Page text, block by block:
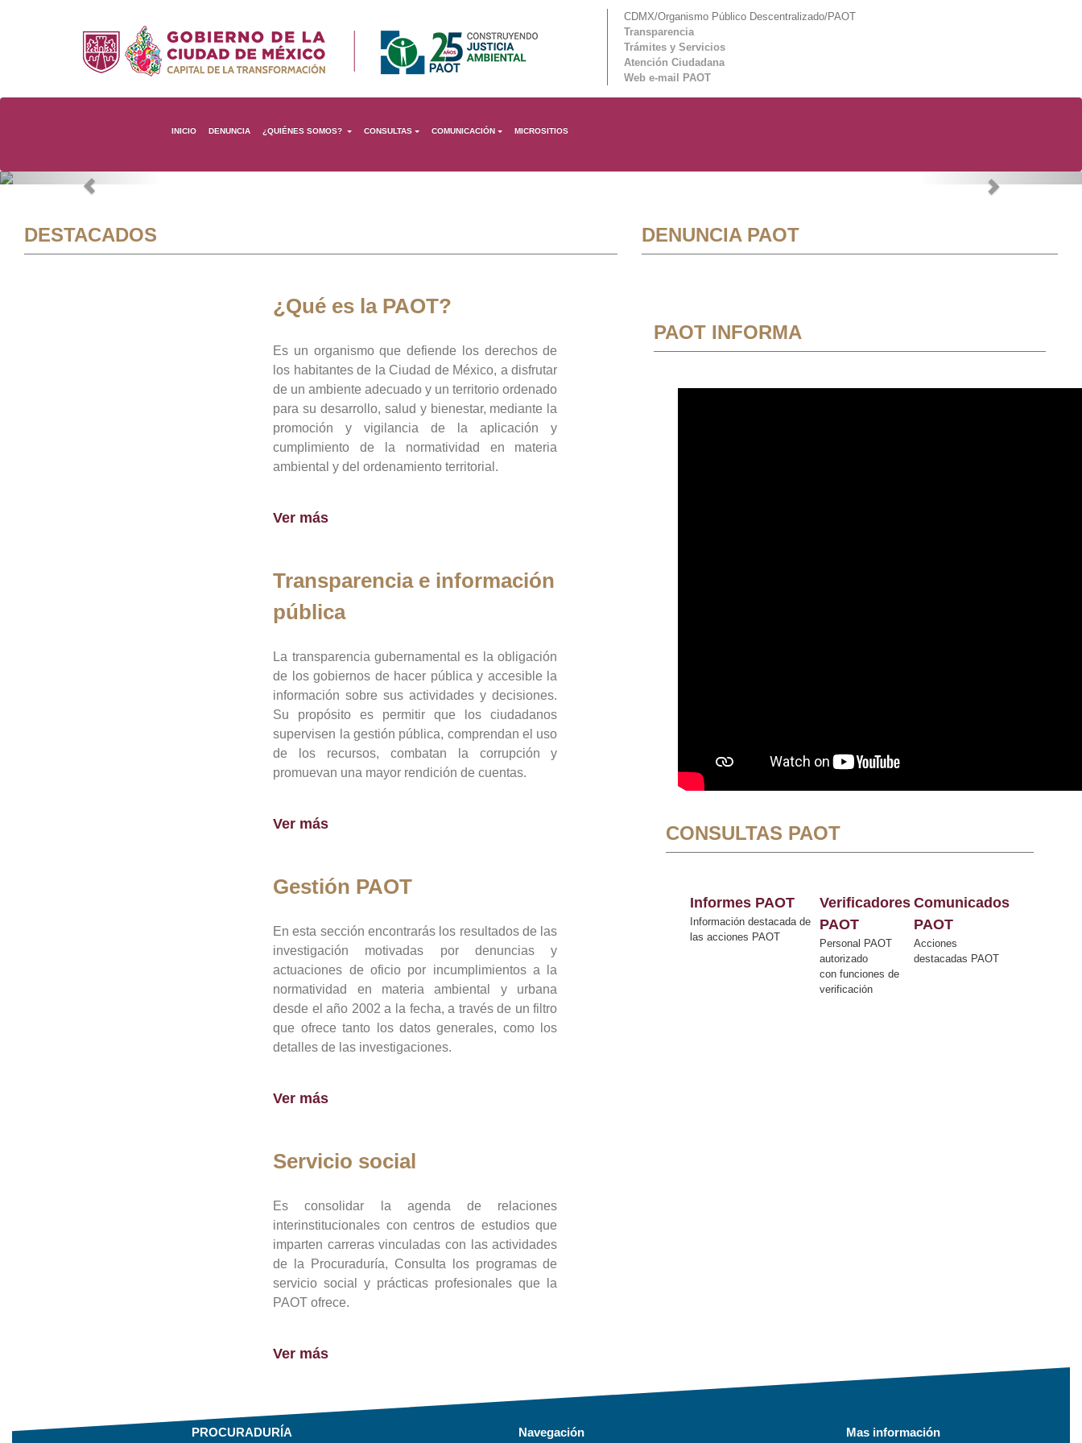
CDMX/Organismo Público Descentralizado/PAOT
Transparencia
Trámites y Servicios
Atención Ciudadana
Web e-mail PAOT
INICIO DENUNCIA ¿QUIÉNES SOMOS? CONSULTAS COMUNICACIÓN MICROSITIOS
Previous Next
DESTACADOS
¿Qué es la PAOT?
Es un organismo que defiende los derechos de
los habitantes de la Ciudad de México, a disfrutar
de un ambiente adecuado y un territorio ordenado
para su desarrollo, salud y bienestar, mediante la
promoción y vigilancia de la aplicación y
cumplimiento de la normatividad en materia
ambiental y del ordenamiento territorial.
Ver más
Transparencia e información
pública
La transparencia gubernamental es la obligación
de los gobiernos de hacer pública y accesible la
información sobre sus actividades y decisiones.
Su propósito es permitir que los ciudadanos
supervisen la gestión pública, comprendan el uso
de los recursos, combatan la corrupción y
promuevan una mayor rendición de cuentas.
Ver más
Gestión PAOT
En esta sección encontrarás los resultados de las
investigación motivadas por denuncias y
actuaciones de oficio por incumplimientos a la
normatividad en materia ambiental y urbana
desde el año 2002 a la fecha, a través de un filtro
que ofrece tanto los datos generales, como los
detalles de las investigaciones.
Ver más
Servicio social
Es consolidar la agenda de relaciones
interinstitucionales con centros de estudios que
imparten carreras vinculadas con las actividades
de la Procuraduría, Consulta los programas de
servicio social y prácticas profesionales que la
PAOT ofrece.
Ver más
DENUNCIA PAOT
PAOT INFORMA
CONSULTAS PAOT
Informes PAOT
Información destacada de
las acciones PAOT
Verificadores
PAOT
Personal PAOT
autorizado
con funciones de
verificación
Comunicados
PAOT
Acciones
destacadas PAOT
PROCURADURÍA Navegación Mas información